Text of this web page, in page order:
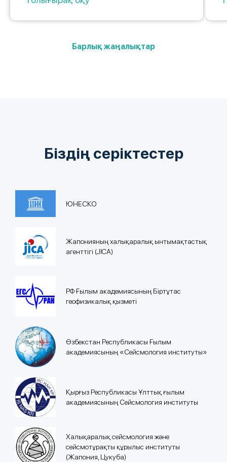
Барлық жаңалықтар
Біздің серіктестер
ЮНЕСКО
Жапонияның халықаралық ынтымақтастық
агенттігі (JICA)
РФ Ғылым академиясының Біртұтас
геофизикалық қызметі
Өзбекстан Республикасы Ғылым
академиясының «Сейсмология институты»
Қырғыз Республикасы Ұлттық ғылым
академиясының Сейсмология институты
Халықаралық сейсмология және
сейсмотұрақты құрылыс институты
(Жапония, Цукуба)